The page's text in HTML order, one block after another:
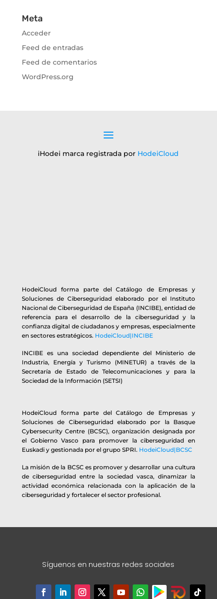
Meta
Acceder
Feed de entradas
Feed de comentarios
WordPress.org
iHodei marca registrada por HodeiCloud
HodeiCloud forma parte del Catálogo de Empresas y
Soluciones de Ciberseguridad elaborado por el Instituto
Nacional de Ciberseguridad de España (INCIBE), entidad de
referencia para el desarrollo de la ciberseguridad y la
confianza digital de ciudadanos y empresas, especialmente
en sectores estratégicos. HodeiCloud|INCIBE
INCIBE es una sociedad dependiente del Ministerio de
Industria, Energía y Turismo (MINETUR) a través de la
Secretaría de Estado de Telecomunicaciones y para la
Sociedad de la Información (SETSI)
HodeiCloud forma parte del Catálogo de Empresas y
Soluciones de Ciberseguridad elaborado por la Basque
Cybersecurity Centre (BCSC), organización designada por
el Gobierno Vasco para promover la ciberseguridad en
Euskadi y gestionada por el grupo SPRI. HodeiCloud|BCSC
La misión de la BCSC es promover y desarrollar una cultura
de ciberseguridad entre la sociedad vasca, dinamizar la
actividad económica relacionada con la aplicación de la
ciberseguridad y fortalecer el sector profesional.
Síguenos en nuestras redes sociales